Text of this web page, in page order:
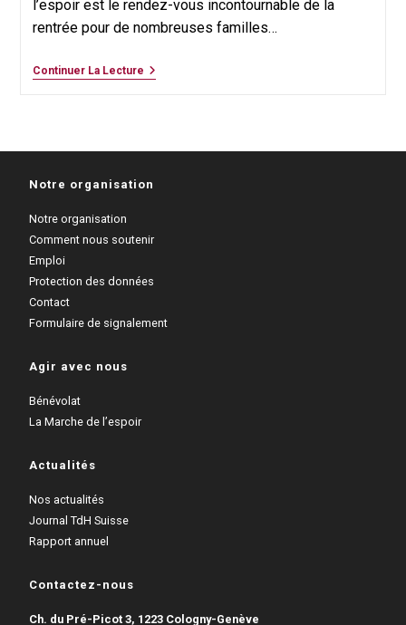
l’espoir est le rendez-vous incontournable de la
rentrée pour de nombreuses familles…
Continuer La LectureLa
Sera
Notre organisation
Notre organisation
Comment nous soutenir
Emploi
Protection des données
Contact
Formulaire de signalement
Agir avec nous
Bénévolat
La Marche de l’espoir
Actualités
Nos actualités
Journal TdH Suisse
Rapport annuel
Contactez-nous
Ch. du Pré-Picot 3, 1223 Cologny-Genève